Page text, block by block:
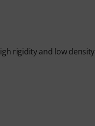
rigidity and low density